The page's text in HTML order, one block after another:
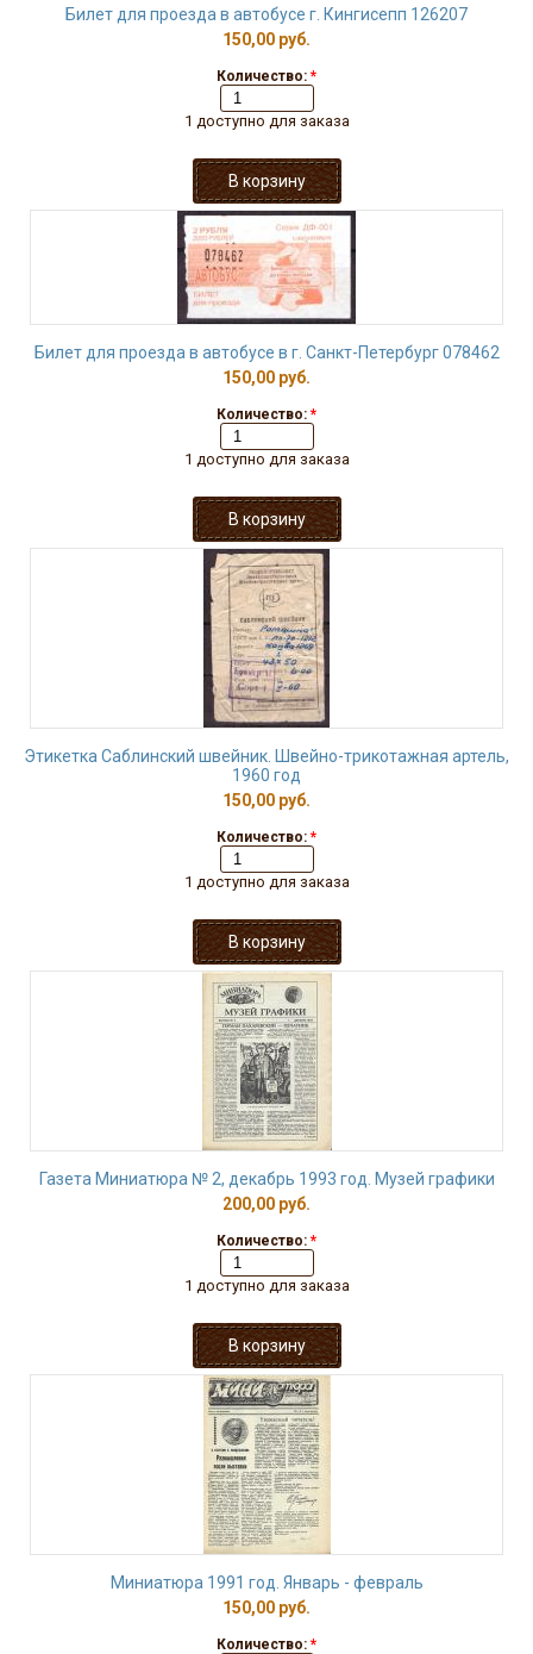
Билет для проезда в автобусе г. Кингисепп 126207
150,00 руб.
Количество: *
1 доступно для заказа
Билет для проезда в автобусе в г. Санкт-Петербург 078462
150,00 руб.
Количество: *
1 доступно для заказа
Этикетка Саблинский швейник. Швейно-трикотажная артель,
1960 год
150,00 руб.
Количество: *
1 доступно для заказа
Газета Миниатюра № 2, декабрь 1993 год. Музей графики
200,00 руб.
Количество: *
1 доступно для заказа
Миниатюра 1991 год. Январь - февраль
150,00 руб.
Количество: *